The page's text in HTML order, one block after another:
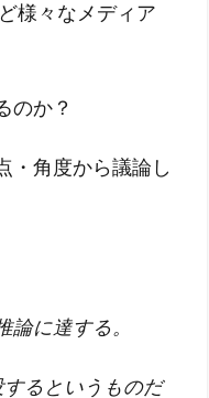
様々なメディア
のか？
・角度から議論し
に達する。
るというものだ